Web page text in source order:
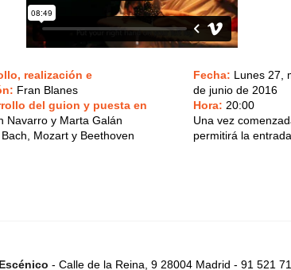
realización e
Fran Blanes
del guion y puesta en
Navarro y Marta Galán
Mozart y Beethoven
Fecha: Lunes 27,
de junio de 2016
Hora: 20:00
Una vez
permitirá la
- Calle de la Reina, 9 28004 Madrid - 91 521